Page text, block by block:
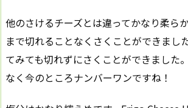
他のさけるチーズとは違ってかなり柔ら
まで切れることなくさくことができまし
てみても切れずにさくことができました
なく今のところナンバーワンですね！